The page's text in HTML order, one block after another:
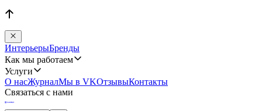
ИнтерьерыБренды
Как мы работаем
Услуги
О насЖурналМы в VKОтзывыКонтакты
Связаться с нами